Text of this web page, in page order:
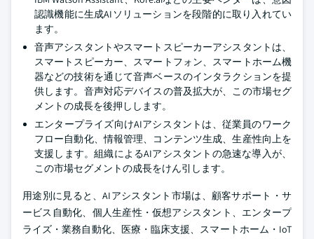
認識機能に生成AIソリューションを段階的に取り入れてい
ます。
音声アシスタントやスマートスピーカーアシスタントは、
スマートスピーカー、スマートフォン、スマートホーム機
器などの技術を通じて音声ベースのインタラクションを提
供します。音声対応デバイスの普及拡大が、この市場セグ
メントの成長を後押しします。
エンタープライズ向けAIアシスタントは、従業員のワーク
フロー自動化、情報管理、コンテンツ生成、生産性向上を
支援します。組織によるAIアシスタントの急速な導入が、
この市場セグメントの成長をけん引します。
用途別に見ると、AIアシスタント市場は、顧客サポート・サ
ービス自動化、個人生産性・仮想アシスタント、エンタープ
ライズ・業務自動化、医療・臨床支援、スマートホーム・IoT